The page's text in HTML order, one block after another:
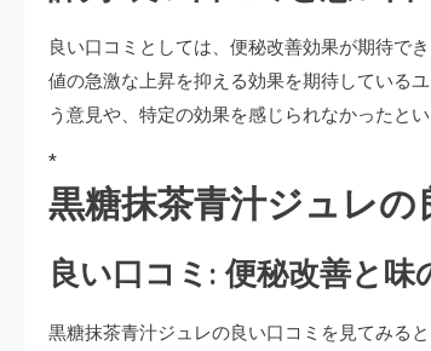
良い口コミとしては、便秘改善効果が期待で
値の急激な上昇を抑える効果を期待している
う意見や、特定の効果を感じられなかったと
*
黒糖抹茶青汁ジュレの
良い口コミ: 便秘改善と味
黒糖抹茶青汁ジュレの良い口コミを見てみる